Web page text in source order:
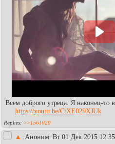
Всем доброго утреца. Я наконец-то
https://youtu.be/CtXE029XJUk
>>1561020
▲ Аноним Вт 01 Дек 2015 12:35